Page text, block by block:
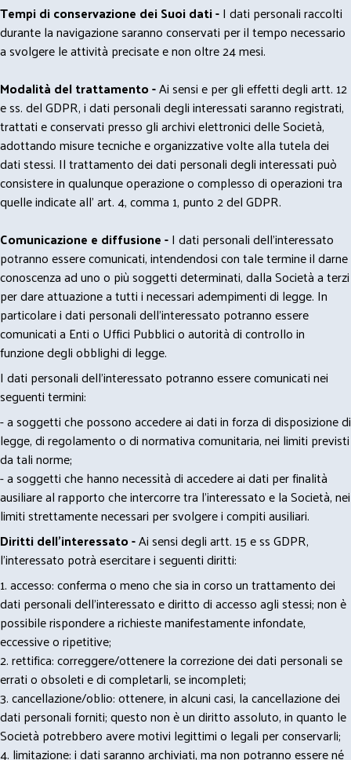
Tempi di conservazione dei Suoi dati -I dati personali raccolti
durante la navigazione saranno conservati per il tempo necessario
a svolgere le attività precisate e non oltre 24 mesi.
Modalità del trattamento -Ai sensi e per gli effetti degli artt. 12
e ss. del GDPR, i dati personali degli interessati saranno registrati,
trattati e conservati presso gli archivi elettronici delle Società,
adottando misure tecniche e organizzative volte alla tutela dei
dati stessi. Il trattamento dei dati personali degli interessati può
consistere in qualunque operazione o complesso di operazioni tra
quelle indicate all' art. 4, comma 1, punto 2 del GDPR.
Comunicazione e diffusione -I dati personali dell’interessato
potranno essere comunicati, intendendosi con tale termine il darne
conoscenza ad uno o più soggetti determinati, dalla Società a terzi
per dare attuazione a tutti i necessari adempimenti di legge. In
particolare i dati personali dell’interessato potranno essere
comunicati a Enti o Uffici Pubblici o autorità di controllo in
funzione degli obblighi di legge.
I dati personali dell’interessato potranno essere comunicati nei
seguenti termini:
- a soggetti che possono accedere ai dati in forza di disposizione di
legge, di regolamento o di normativa comunitaria, nei limiti previsti
da tali norme;
- a soggetti che hanno necessità di accedere ai dati per finalità
ausiliare al rapporto che intercorre tra l’interessato e la Società, nei
limiti strettamente necessari per svolgere i compiti ausiliari.
Diritti dell’interessato -Ai sensi degli artt. 15 e ss GDPR,
l’interessato potrà esercitare i seguenti diritti:
1. accesso: conferma o meno che sia in corso un trattamento dei
dati personali dell’interessato e diritto di accesso agli stessi; non è
possibile rispondere a richieste manifestamente infondate,
eccessive o ripetitive;
2. rettifica: correggere/ottenere la correzione dei dati personali se
errati o obsoleti e di completarli, se incompleti;
3. cancellazione/oblio: ottenere, in alcuni casi, la cancellazione dei
dati personali forniti; questo non è un diritto assoluto, in quanto le
Società potrebbero avere motivi legittimi o legali per conservarli;
4. limitazione: i dati saranno archiviati, ma non potranno essere né